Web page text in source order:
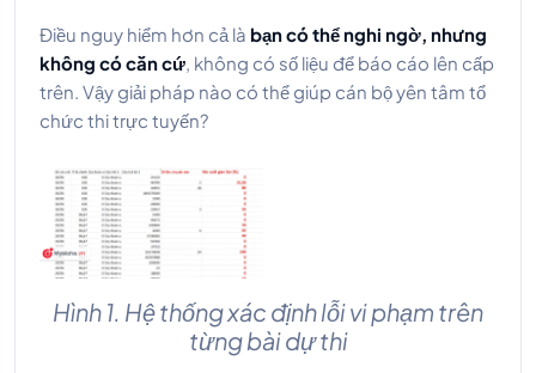
Điều nguy hiểm hơn cả là bạn có thể nghi ngờ, nhưng
không có căn cứ , không có số liệu để báo cáo lên cấp
trên. Vậy giải pháp nào có thể giúp cán bộ yên tâm tổ
chức thi trực tuyến?
Hình 1. Hệ thống xác định lỗi vi phạm trên
từng bài dự thi